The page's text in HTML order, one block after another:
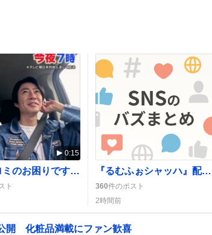
0:15
相葉ヒロミのお困りですカー？新SPで巨大水槽掃除に挑戦、ファンは「激ムズ…！」と歓喜
ト
『るむふぉシャッハ』配信が大盛況！視聴者が「最高」「感動」と絶賛
360件のポスト
2時間前
開 化粧品満載にファン歓喜